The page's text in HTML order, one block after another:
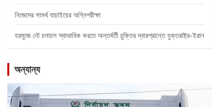
নিজেদের সামর্থ যাচাইয়ের অগ্নিপরীক্ষা
হরমুজে নৌ চলাচল স্বাভাবিক করতে অন্তর্বর্তী চুক্তির দ্বারপ্রান্তে যুক্তরাষ্ট্র-ইরান
অন্যান্য